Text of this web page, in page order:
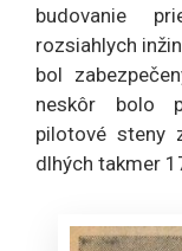
budovanie
rozsiahlych
bol
neskôr bolo
pilotové steny
dlhých takmer